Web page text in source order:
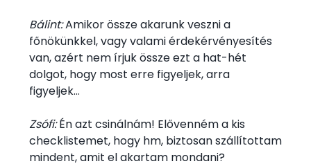
Bálint:Amikor össze akarunk veszni a
főnökünkkel, vagy valami érdekérvényesítés
van, azért nem írjuk össze ezt a hat-hét
dolgot, hogy most erre figyeljek, arra
figyeljek…
Zsófi:Én azt csinálnám! Elővenném a kis
checklistemet, hogy hm, biztosan szállítottam
mindent, amit el akartam mondani?